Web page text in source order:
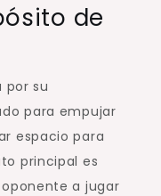
de
por su
para empujar
espacio para
principal es
a jugar